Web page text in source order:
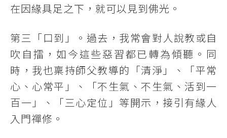
在因緣具足之下，就可以見到佛光。
第三「口到」。過去，我常會對人說教或自
吹自擂，如今這些惡習都已轉為傾聽。同
時，我也稟持師父教導的「清淨」、「平常
心、心常平」、「不生氣、不生氣、活到一
百一」、「三心定位」等開示，接引有緣人
入門禪修。